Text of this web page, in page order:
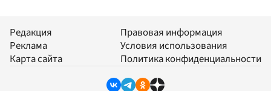
Редакция
Реклама
Карта сайта
Правовая информация
Условия использования
Политика конфиденциальности